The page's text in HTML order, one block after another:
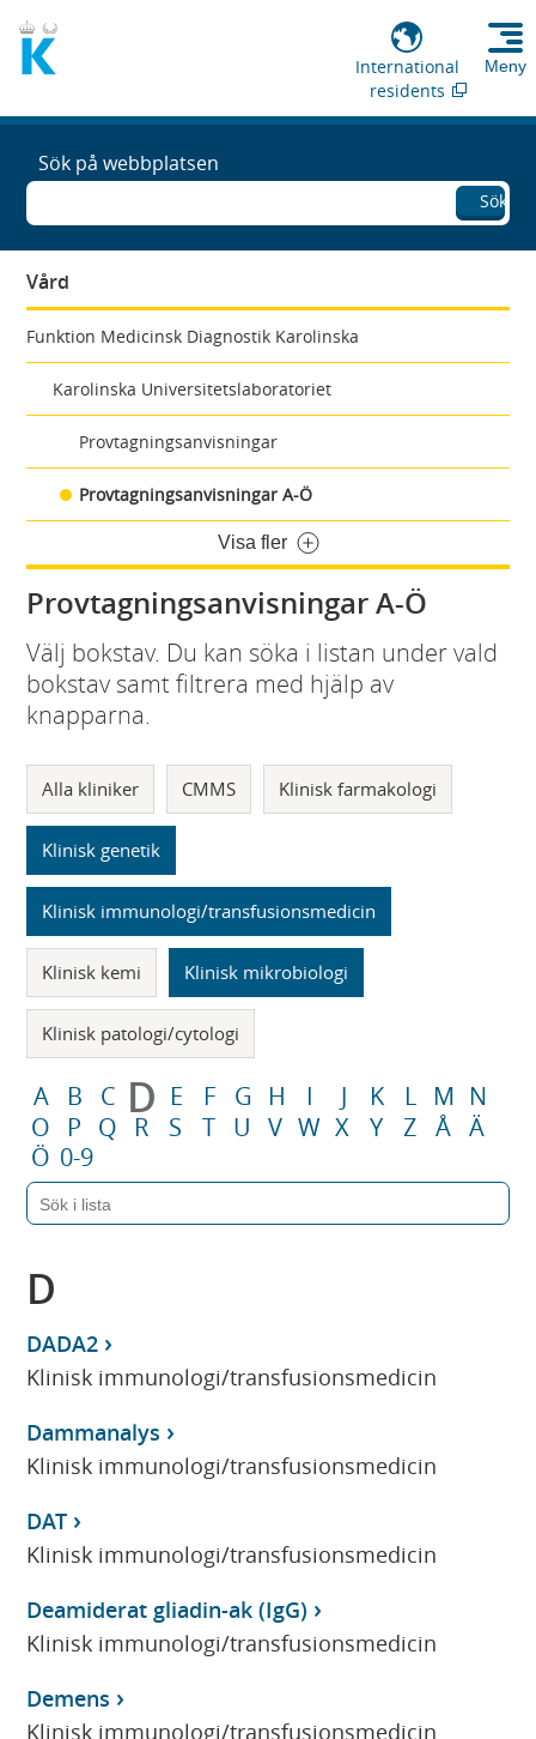
International
residents
Meny
Sök på webbplatsen
Sök
Vård
Funktion Medicinsk Diagnostik Karolinska
Karolinska Universitetslaboratoriet
Provtagningsanvisningar
Provtagningsanvisningar A-Ö
Visa fler
Provtagningsanvisningar A-Ö
Välj bokstav. Du kan söka i listan under vald
bokstav samt filtrera med hjälp av
knapparna.
Alla kliniker CMMS Klinisk farmakologi
Klinisk genetik
Klinisk immunologi/transfusionsmedicin
Klinisk kemi Klinisk mikrobiologi
Klinisk patologi/cytologi
A B C D E F G H I J K L M N
O
P Q R S T U V W X Y Z Å Ä
Ö 0-9
D
DADA2
Klinisk immunologi/transfusionsmedicin
Dammanalys
Klinisk immunologi/transfusionsmedicin
DAT
Klinisk immunologi/transfusionsmedicin
Deamiderat gliadin-ak (IgG)
Klinisk immunologi/transfusionsmedicin
Demens
Klinisk immunologi/transfusionsmedicin